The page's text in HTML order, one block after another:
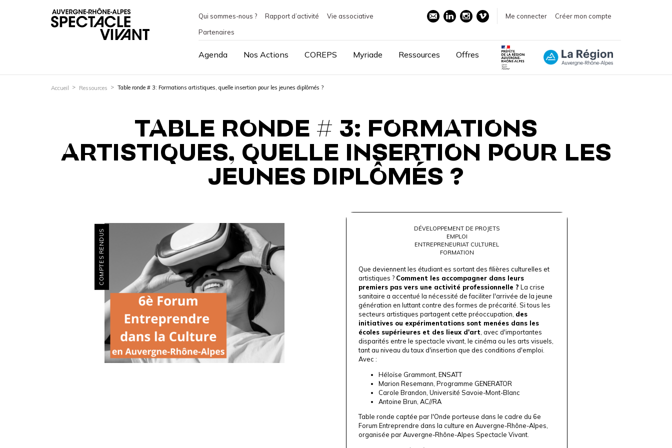
Qui sommes-nous ? Rapport d’activité
Vie associative
Partenaires
Me connecter Créer mon compte
Agenda Nos Actions COREPS Myriade Ressources Offres
Accueil Ressources Table ronde # 3: Formations artistiques, quelle insertion pour les jeunes diplômés ?
TABLE RONDE # 3: FORMATIONS
ARTISTIQUES, QUELLE INSERTION POUR LES
JEUNES DIPLÔMÉS ?
COMPTES RENDUS
DÉVELOPPEMENT DE PROJETS
EMPLOI
ENTREPRENEURIAT CULTUREL
FORMATION
Que deviennent les étudiant·es sortant des filières culturelles et
artistiques ? Comment les accompagner dans leurs
premiers pas vers une activité professionnelle ? La crise
sanitaire a accentué la nécessité de faciliter l'arrivée de la jeune
génération en luttant contre des formes de précarité. Si tous les
secteurs artistiques partagent cette préoccupation, des
initiatives ou expérimentations sont menées dans les
écoles supérieures et des lieux d'art , avec d'importantes
disparités entre le spectacle vivant, le cinéma ou les arts visuels,
tant au niveau du taux d'insertion que des conditions d'emploi.
Avec :
Héloïse Grammont, ENSATT
Marion Resemann, Programme GENERATOR
Carole Brandon, Université Savoie-Mont-Blanc
Antoine Brun, AC//RA
Table ronde captée par l'Onde porteuse dans le cadre du 6e
Forum Entreprendre dans la culture en Auvergne-Rhône-Alpes,
organisée parAuvergne-Rhône-Alpes Spectacle Vivant.